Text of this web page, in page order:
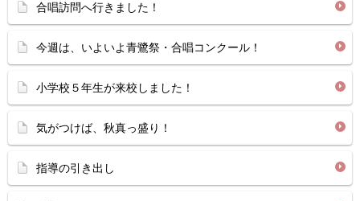
合唱訪問へ行きました！
今週は、いよいよ青鷺祭・合唱コンクール！
小学校５年生が来校しました！
気がつけば、秋真っ盛り！
指導の引き出し